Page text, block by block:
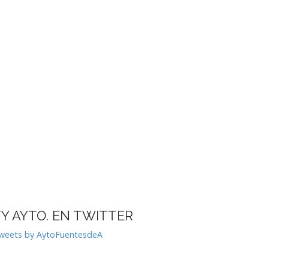
AYTO. EN TWITTER
by AytoFuentesdeA